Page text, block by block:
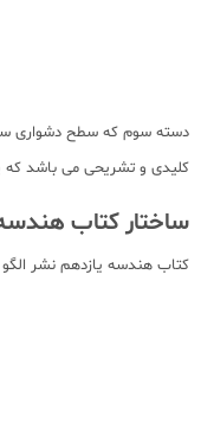
دسته سوم که سطح دشواری
کلیدی و تشریحی می باشد
ساختار کتاب هندسه 2 تست نشر
کتاب هندسه یازدهم نشر الگو دارای 4 بخش به